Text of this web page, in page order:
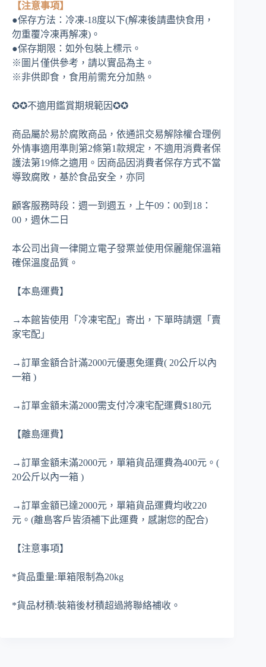
【注意事項】
●保存方法：冷凍-18度以下(解凍後請盡快食用，
勿重覆冷凍再解凍)。
●保存期限：如外包裝上標示。
※圖片僅供參考，請以實品為主。
※非供即食，食用前需充分加熱。
✪✪不適用鑑賞期規範因✪✪
商品屬於易於腐敗商品，依通訊交易解除權合理例
外情事適用準則第2條第1款規定，不適用消費者保
護法第19條之適用。因商品因消費者保存方式不當
導致腐敗，基於食品安全，亦同
顧客服務時段：週一到週五，上午09：00到18：
00，週休二日
本公司出貨一律開立電子發票並使用保麗龍保溫箱
確保溫度品質。
【本島運費】
→本館皆使用「冷凍宅配」寄出，下單時請選「賣
家宅配」
→訂單金額合計滿2000元優惠免運費( 20公斤以內
一箱 )
→訂單金額未滿2000需支付冷凍宅配運費$180元
【離島運費】
→訂單金額未滿2000元，單箱貨品運費為400元。(
20公斤以內一箱 )
→訂單金額已達2000元，單箱貨品運費均收220
元。(離島客戶皆須補下此運費，感謝您的配合)
【注意事項】
*貨品重量:單箱限制為20kg
*貨品材積:裝箱後材積超過將聯絡補收。